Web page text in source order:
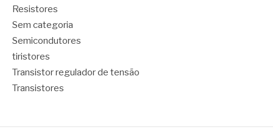
Resistores
Sem categoria
Semicondutores
tiristores
Transistor regulador de tensão
Transistores